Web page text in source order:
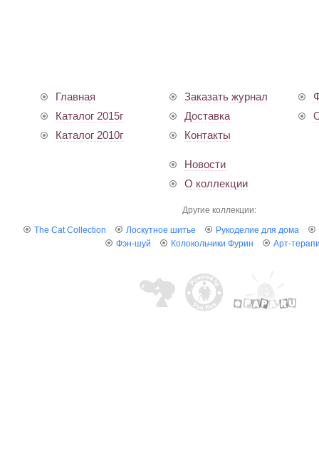
Главная
Каталог 2015г
Каталог 2010г
Заказать журнал
Доставка
Контакты
Новости
О коллекции
Другие коллекции:
The Cat Collection
Лоскутное шитье
Рукоделие для дома
Фэн-шуй
Колокольчики Фурин Арт-